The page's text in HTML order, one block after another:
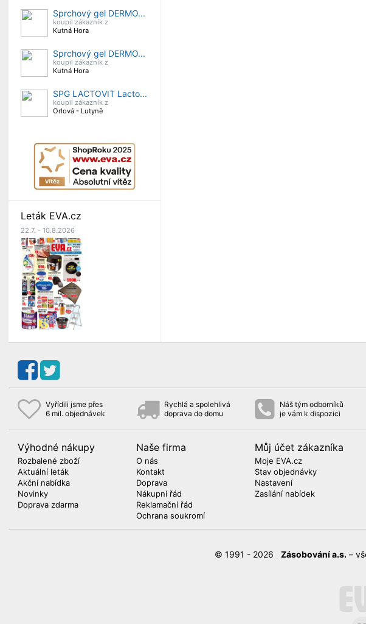
Sprchový gel DERMO...
koupil zákazník z
Kutná Hora
Sprchový gel DERMO...
koupil zákazník z
Kutná Hora
SPG LACTOVIT Lacto...
koupil zákazník z
Orlová - Lutyně
Leták EVA.cz
22.7. - 10.8.2026
Vyřídili jsme přes
6 mil. objednávek
Rychlá a spolehlivá
doprava do domu
Náš tým odborníků
je vám k dispozici
Výhodné nákupy
Rozbalené zboží
Aktuální leták
Akční nabídka
Novinky
Doprava zdarma
Naše firma
O nás
Kontakt
Doprava
Nákupní řád
Reklamační řád
Ochrana soukromí
Můj účet zákazníka
Moje EVA.cz
Stav objednávky
Nastavení
Zasílání nabídek
© 1991 - 2026 Zásobování a.s. –